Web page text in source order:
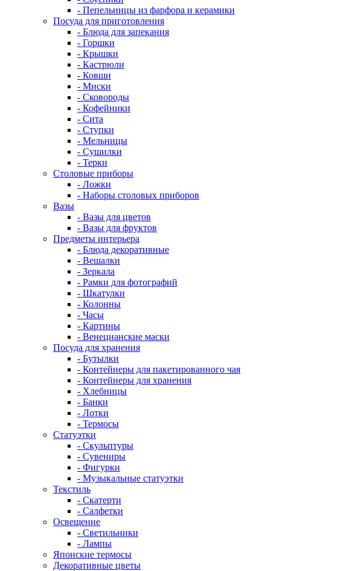
- Пепельницы из фарфора и керамики
Посуда для приготовления
- Блюда для запекания
- Горшки
- Крышки
- Кастрюли
- Ковши
- Миски
- Сковороды
- Кофейники
- Сита
- Ступки
- Мельницы
- Сушилки
- Терки
Столовые приборы
- Ложки
- Наборы столовых приборов
Вазы
- Вазы для цветов
- Вазы для фруктов
Предметы интерьера
- Блюда декоративные
- Вешалки
- Зеркала
- Рамки для фотографий
- Шкатулки
- Колонны
- Часы
- Картины
- Венецианские маски
Посуда для хранения
- Бутылки
- Контейнеры для пакетированного чая
- Контейнеры для хранения
- Хлебницы
- Банки
- Лотки
- Термосы
Статуэтки
- Скульптуры
- Сувениры
- Фигурки
- Музыкальные статуэтки
Текстиль
- Скатерти
- Салфетки
Освещение
- Светильники
- Лампы
Японские термосы
Декоративные цветы